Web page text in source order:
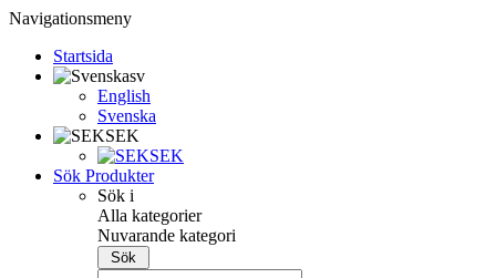
Navigationsmeny
Startsida
sv
English
Svenska
SEK
SEK
Sök Produkter
Sök i
Alla kategorier
Nuvarande kategori